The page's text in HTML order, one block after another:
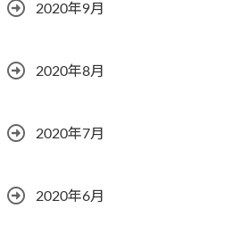
2020年9月
2020年8月
2020年7月
2020年6月